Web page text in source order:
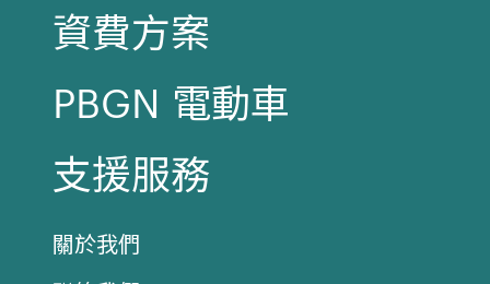
資費方案
PBGN 電動車
支援服務
關於我們